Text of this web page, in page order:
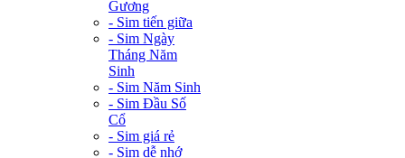
Gương
- Sim tiến giữa
- Sim Ngày
Tháng Năm
Sinh
- Sim Năm Sinh
- Sim Đầu Số
Cổ
- Sim giá rẻ
- Sim dễ nhớ